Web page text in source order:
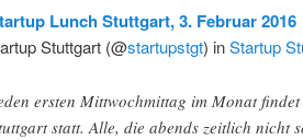
Lunch Stuttgart, 3. Februar 2016
Stuttgart (@startupstgt) inStartup
ersten Mittwochmittag im Monat
statt. Alle, die abends zeitlich nicht